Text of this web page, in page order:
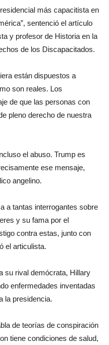
más capacitista en
sentenció el artículo
y profesor de Historia en la
de los Discapacitados.
están dispuestos a
son reales. Los
de que las personas con
pleno derecho de nuestra
el abuso. Trump es
ese mensaje,
angelino.
a tantas interrogantes sobre
y su fama por el
contra estas, junto con
el articulista.
su rival demócrata, Hillary
enfermedades inventadas
la presidencia.
de teorías de conspiración
tiene condiciones de salud,